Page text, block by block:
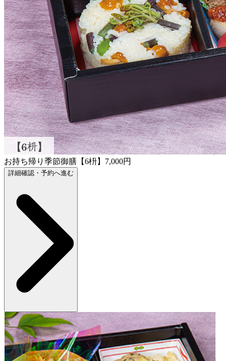
お持ち帰り季節御膳【6枡】7,000円
詳細確認・予約へ進む